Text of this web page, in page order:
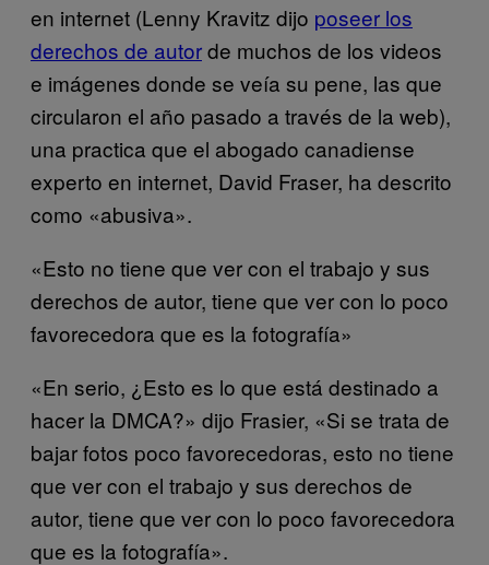
en internet (Lenny Kravitz dijo poseer los
derechos de autorde muchos de los videos
e imágenes donde se veía su pene, las que
circularon el año pasado a través de la web),
una practica que el abogado canadiense
experto en internet, David Fraser, ha descrito
como «abusiva».
«Esto no tiene que ver con el trabajo y sus
derechos de autor, tiene que ver con lo poco
favorecedora que es la fotografía»
«En serio, ¿Esto es lo que está destinado a
hacer la DMCA?» dijo Frasier, «Si se trata de
bajar fotos poco favorecedoras, esto no tiene
que ver con el trabajo y sus derechos de
autor, tiene que ver con lo poco favorecedora
que es la fotografía».